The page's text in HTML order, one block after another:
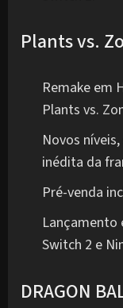
Plants vs.
Remake em
Plants vs.
Novos
inédita da
Pré-venda
Lançamento
Switch 2 e
DRAGON